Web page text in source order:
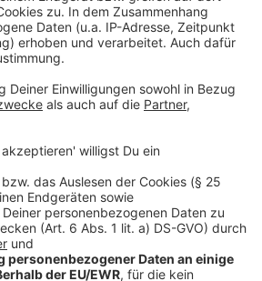
Links zum Thema:
Abend berichtet
man unter Sabotage
Düsseldorfer Polizei